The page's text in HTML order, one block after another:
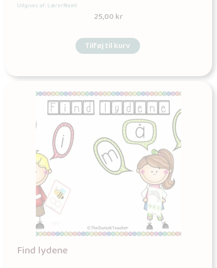
Udgives af: LærerNemt
25,00kr
Tilføj til kurv
Find lydene